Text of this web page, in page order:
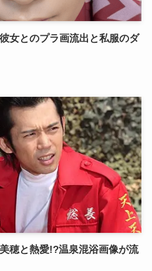
女とのプラ画流出と私服のダ
穂と熱愛!?温泉混浴画像が流